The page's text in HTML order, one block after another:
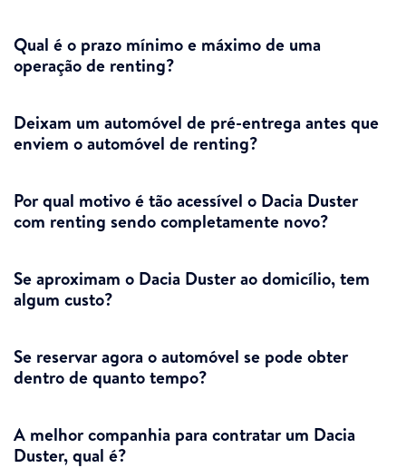
Qual é o prazo mínimo e máximo de uma
operação de renting?
Deixam um automóvel de pré-entrega antes que
enviem o automóvel de renting?
Por qual motivo é tão acessível o Dacia Duster
com renting sendo completamente novo?
Se aproximam o Dacia Duster ao domicílio, tem
algum custo?
Se reservar agora o automóvel se pode obter
dentro de quanto tempo?
A melhor companhia para contratar um Dacia
Duster, qual é?